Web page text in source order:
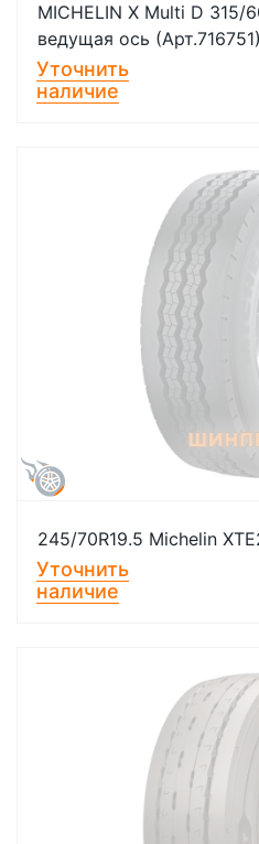
MICHELIN X Multi D 315/
ведущая ось (Арт.716751)
Уточнить
наличие
245/70R19.5 Michelin
Уточнить
наличие